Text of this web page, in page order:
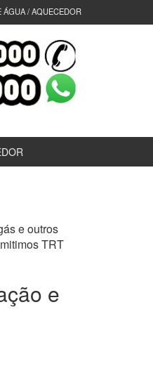
ÁGUA / AQUECEDOR
e outros
TRT
e